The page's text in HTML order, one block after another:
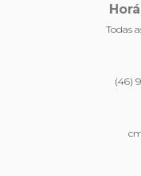
Todas
(46)